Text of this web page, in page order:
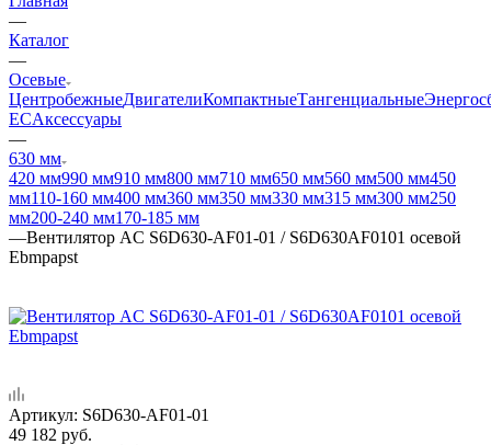
—
Каталог
—
Осевые
ЦентробежныеДвигателиКомпактныеТангенциальные
ECАксессуары
—
630 мм
420 мм990 мм910 мм800 мм710 мм650 мм560 мм500 мм450
мм110-160 мм400 мм360 мм350 мм330 мм315 мм300 мм250
мм200-240 мм170-185 мм
—Вентилятор AC S6D630-AF01-01 / S6D630AF0101 осевой
Ebmpapst
Артикул: S6D630-AF01-01
49 182 руб.